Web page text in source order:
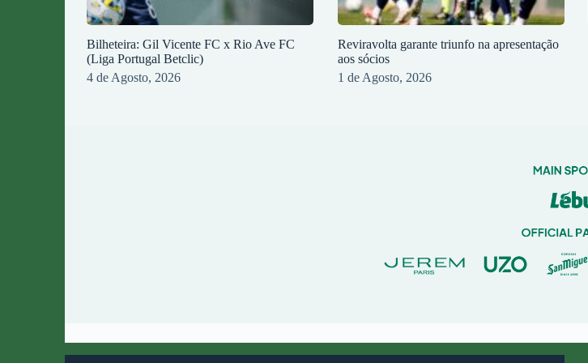
Bilheteira: Gil Vicente FC x Rio Ave FC
(Liga Portugal Betclic)
4 de Agosto, 2026
Reviravolta garante triunfo na apresentação
aos sócios
1 de Agosto, 2026